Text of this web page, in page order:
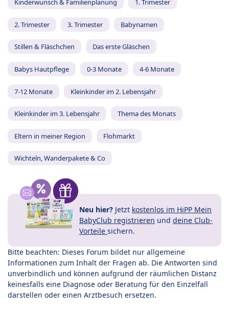
Kinderwunsch & Familienplanung 1. Trimester
2. Trimester 3. Trimester Babynamen
Stillen & Fläschchen Das erste Gläschen
Babys Hautpflege 0-3 Monate 4-6 Monate
7-12 Monate Kleinkinder im 2. Lebensjahr
Kleinkinder im 3. Lebensjahr Thema des Monats
Eltern in meiner Region Flohmarkt
Wichteln, Wanderpakete & Co
Neu hier? Jetzt kostenlos im HiPP Mein
BabyClub registrieren und deine Club-
Vorteile sichern.
Bitte beachten: Dieses Forum bildet nur allgemeine
Informationen zum Inhalt der Fragen ab. Die Antworten sind
unverbindlich und können aufgrund der räumlichen Distanz
keinesfalls eine Diagnose oder Beratung für den Einzelfall
darstellen oder einen Arztbesuch ersetzen.